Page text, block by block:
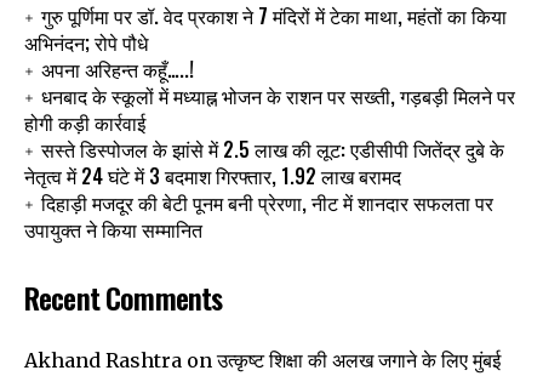
गुरु पूर्णिमा पर डॉ. वेद प्रकाश ने 7 मंदिरों में टेका माथा, महंतों का किया
अभिनंदन; रोपे पौधे
अपना अरिहन्त कहूँ…..!
धनबाद के स्कूलों में मध्याह्न भोजन के राशन पर सख्ती, गड़बड़ी मिलने पर
होगी कड़ी कार्रवाई
सस्ते डिस्पोजल के झांसे में 2.5 लाख की लूट: एडीसीपी जितेंद्र दुबे के
नेतृत्व में 24 घंटे में 3 बदमाश गिरफ्तार, 1.92 लाख बरामद
दिहाड़ी मजदूर की बेटी पूनम बनी प्रेरणा, नीट में शानदार सफलता पर
उपायुक्त ने किया सम्मानित
Recent Comments
Akhand Rashtra onउत्कृष्ट शिक्षा की अलख जगाने के लिए मुंबई